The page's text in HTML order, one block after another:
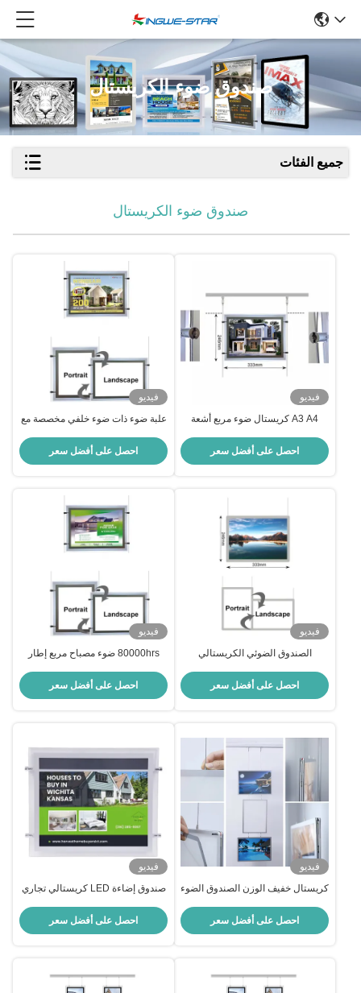
صندوق ضوء الكريستال
جميع الفئات
صندوق ضوء الكريستال
فيديو
A3 A4 كريستال ضوء مربع أشعة
عرض نافذة معلقة
احصل على أفضل سعر
فيديو
علبة ضوء ذات ضوء خلفي مخصصة مع
إعلانية خارجية نحيفة للغاية
احصل على أفضل سعر
فيديو
الصندوق الضوئي الكريستالي
المقطع الإعلانية الضوء الخلفي ملصق
الإطار الصناديق الضوئية
احصل على أفضل سعر
فيديو
80000hrs ضوء مصباح مربع إطار
RoSH
احصل على أفضل سعر
فيديو
كريستال خفيف الوزن الصندوق الضوء
50000hrs مدى الحياة
احصل على أفضل سعر
فيديو
صندوق إضاءة LED كريستالي تجاري
إضاءة إعلانية
احصل على أفضل سعر